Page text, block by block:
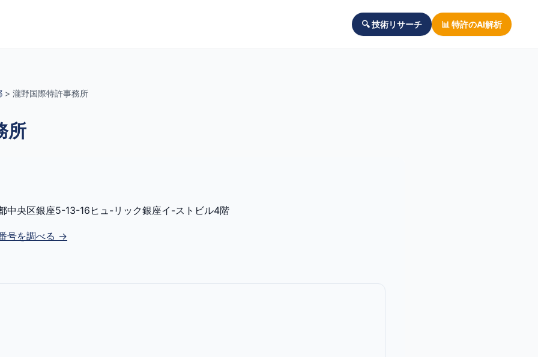
🔍 技術リサーチ 📊 特許のAI解析
> 瀧野国際特許事務所
所
中央区銀座5-13-16ヒュ-リック銀座イ-ストビル4階
号を調べる →